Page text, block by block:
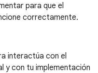
para que el
correctamente.
interactúa con el
y con tu implementación